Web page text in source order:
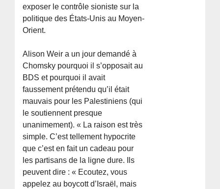
exposer le contrôle sioniste sur la
politique des États-Unis au Moyen-
Orient.
Alison Weir a un jour demandé à
Chomsky pourquoi il s’opposait au
BDS et pourquoi il avait
faussement prétendu qu’il était
mauvais pour les Palestiniens (qui
le soutiennent presque
unanimement). « La raison est très
simple. C’est tellement hypocrite
que c’est en fait un cadeau pour
les partisans de la ligne dure. Ils
peuvent dire : « Ecoutez, vous
appelez au boycott d’Israël, mais